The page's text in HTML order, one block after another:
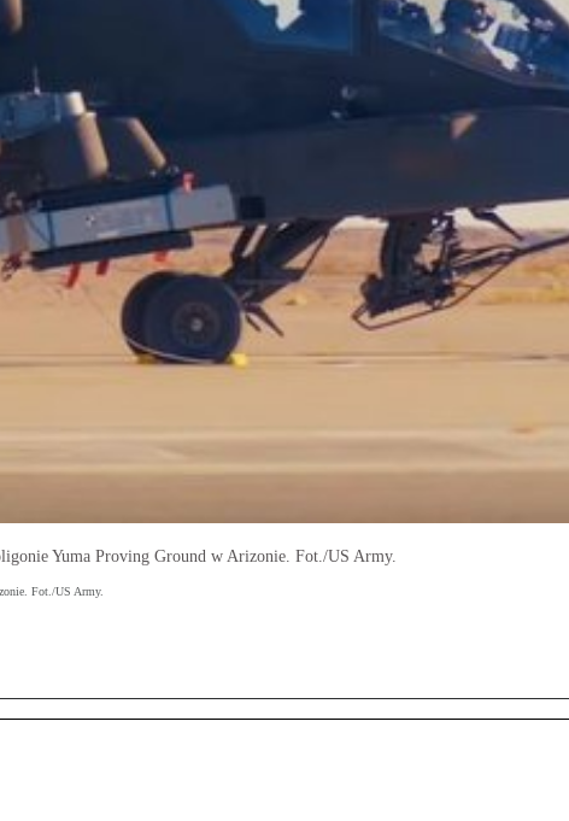
Yuma Proving Ground w Arizonie. Fot./US Army.
Fot./US Army.